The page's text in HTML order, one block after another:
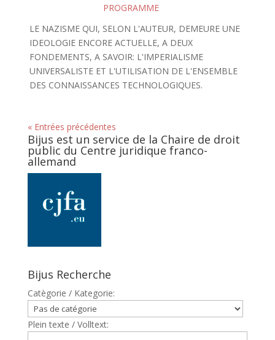
PROGRAMME
LE NAZISME QUI, SELON L'AUTEUR, DEMEURE UNE
IDEOLOGIE ENCORE ACTUELLE, A DEUX
FONDEMENTS, A SAVOIR: L'IMPERIALISME
UNIVERSALISTE ET L'UTILISATION DE L'ENSEMBLE
DES CONNAISSANCES TECHNOLOGIQUES.
« Entrées précédentes
Bijus est un service de la Chaire de droit
public du Centre juridique franco-
allemand
Bijus Recherche
Catègorie / Kategorie:
Plein texte / Volltext: